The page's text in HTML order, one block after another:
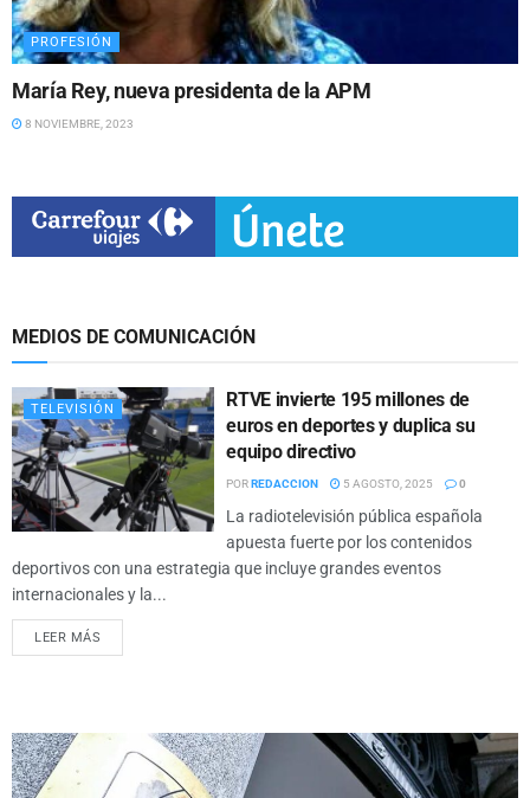
PROFESIÓN
María Rey, nueva presidenta de la APM
8 NOVIEMBRE, 2023
MEDIOS DE COMUNICACIÓN
TELEVISIÓN
RTVE invierte 195 millones de
euros en deportes y duplica su
equipo directivo
PORREDACCION 5 AGOSTO, 2025 0
La radiotelevisión pública española
apuesta fuerte por los contenidos
deportivos con una estrategia que incluye grandes eventos
internacionales y la...
LEER MÁS